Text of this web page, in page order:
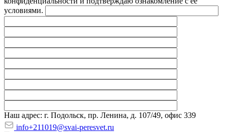
условиями.
Наш адрес: г. Подольск, пр. Ленина, д. 107/49, офис 339
info+211019@svai-peresvet.ru